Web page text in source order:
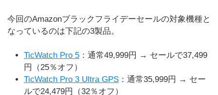
今回のAmazonブラックフライデーセールの対象機種と
なっているのは下記の3製品。
TicWatch Pro 5 ：通常49,999円 → セールで37,499
円（25％オフ）
TicWatch Pro 3 Ultra GPS ：通常35,999円 → セー
ルで24,479円（32％オフ）